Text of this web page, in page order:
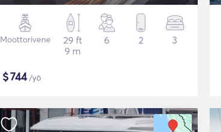
Moottorivene
29 ft
9 m
6 2 3
$744/yö